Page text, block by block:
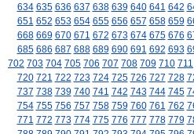
634 635 636 637 638 639 640 641 642
651 652 653 654 655 656 657 658 659
668 669 670 671 672 673 674 675 676
685 686 687 688 689 690 691 692 693
702 703 704 705 706 707 708 709 710 711
720 721 722 723 724 725 726 727 728
737 738 739 740 741 742 743 744 745
754 755 756 757 758 759 760 761 762
771 772 773 774 775 776 777 778 779